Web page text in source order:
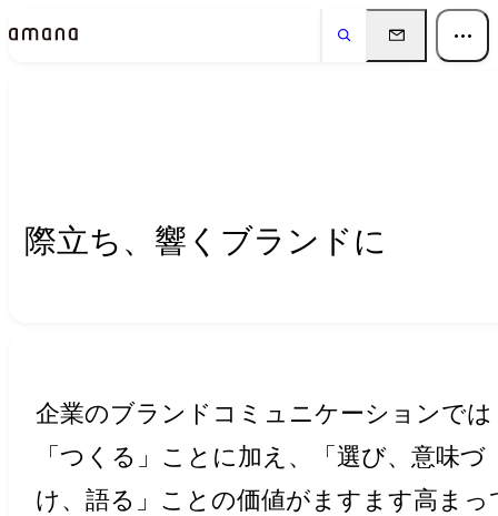
Insightsインサイト
際立ち、響くブランドに
企業のブランドコミュニケーションでは
「つくる」ことに加え、「選び、意味づ
け、語る」ことの価値がますます高まっ